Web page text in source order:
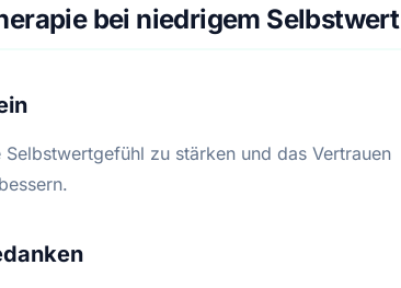
bei niedrigem Selbstwert
zu stärken und das Vertrauen